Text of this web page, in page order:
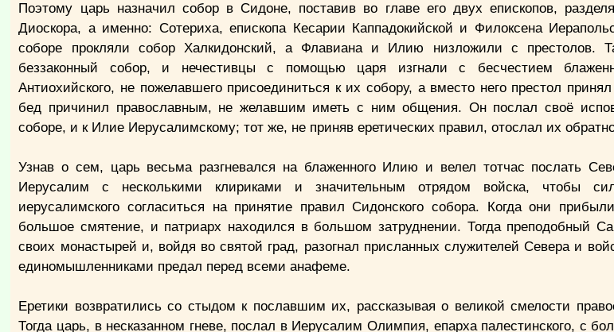
Поэтому царь назначил собор в Сидоне, поставив во главе его двух епископов,
Диоскора, а именно: Сотериха, епископа Кесарии Каппадокийской и Филоксена
соборе прокляли собор Халкидонский, а Флавиана и Илию низложили с престолов.
беззаконный собор, и нечестивцы с помощью царя изгнали с бесчестием
Антиохийского, не пожелавшего присоединиться к их собору, а вместо него престол
бед причинил православным, не желавшим иметь с ним общения. Он послал своё
соборе, и к Илие Иерусалимскому; тот же, не приняв еретических правил, отослал их
Узнав о сем, царь весьма разгневался на блаженного Илию и велел тотчас послать
Иерусалим с несколькими клириками и значительным отрядом войска, чтобы
иерусалимского согласиться на принятие правил Сидонского собора. Когда они
большое смятение, и патриарх находился в большом затруднении. Тогда преподобный
своих монастырей и, войдя во святой град, разогнал присланных служителей Севера и
единомышленниками предал перед всеми анафеме.
Еретики возвратились со стыдом к пославшим их, рассказывая о великой смелости
Тогда царь, в несказанном гневе, послал в Иерусалим Олимпия, епарха палестинского, с